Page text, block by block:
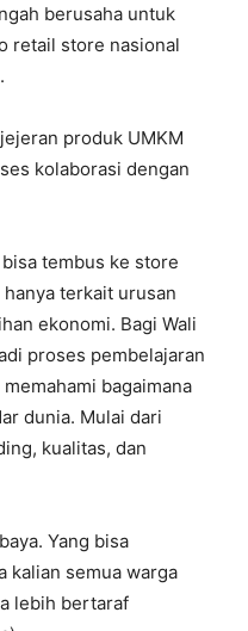
berusaha untuk
retail store nasional
produk UMKM
kolaborasi dengan
tembus ke store
terkait urusan
ekonomi. Bagi Wali
proses pembelajaran
bagaimana
dunia. Mulai dari
kualitas, dan
Yang bisa
kalian semua warga
lebih bertaraf